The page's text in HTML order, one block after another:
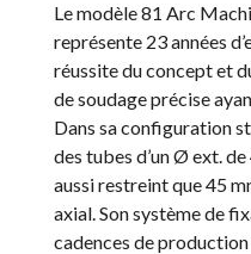
Le modèle 81 Arc
représente 23 années
réussite du concept et
de soudage précise
Dans sa configuration
des tubes d’un Ø ext.
aussi restreint que 45
axial. Son système de
cadences de